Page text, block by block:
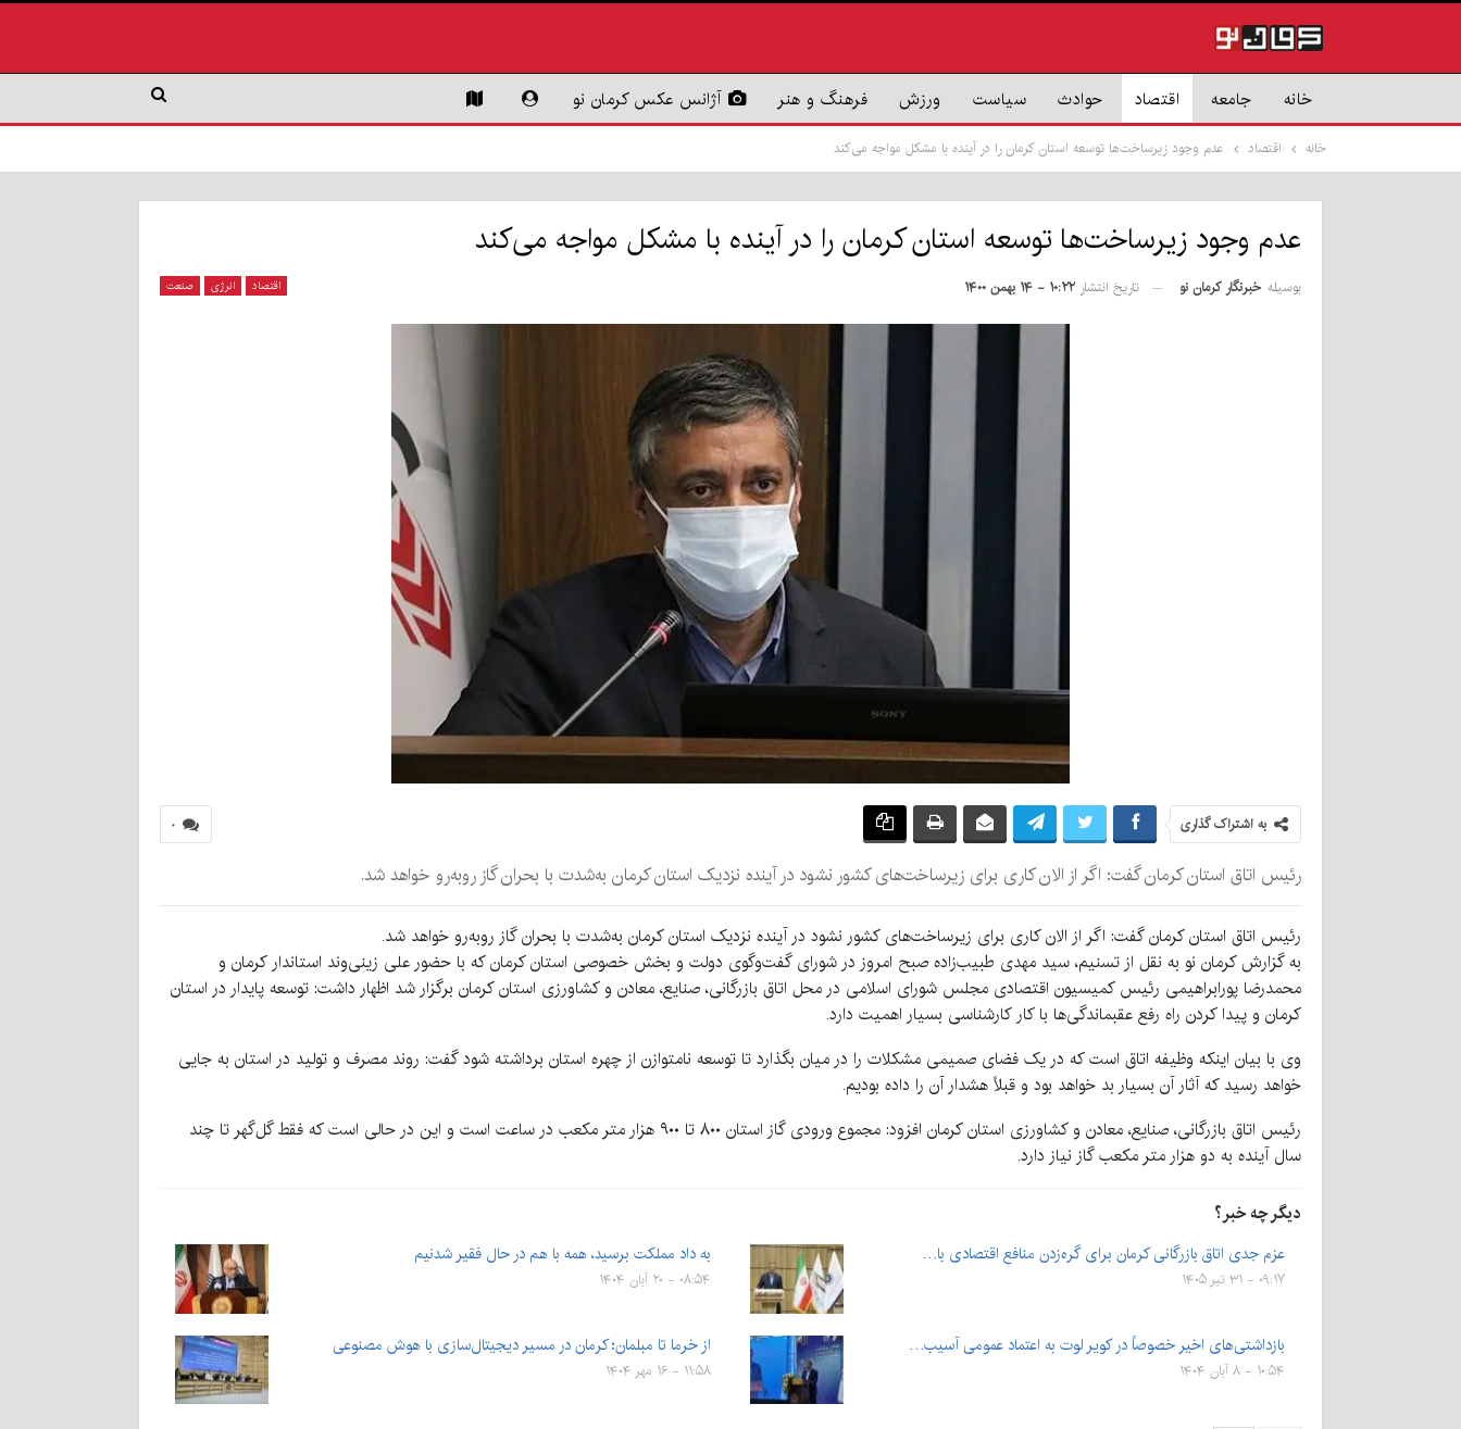
خانه جامعه اقتصاد حوادث سیاست ورزش فرهنگ و هنر آژانس عکس کرمان نو
خانه اقتصاد عدم وجود زیرساخت‌ها توسعه استان کرمان را در آینده با مشکل مواجه می‌کند
عدم وجود زیرساخت‌ها توسعه استان کرمان را در آینده با مشکل مواجه می‌کند
اقتصاد انرژی صنعت بوسیله خبرنگار کرمان نو تاریخ انتشار ۱۰:۲۲ - ۱۴ بهمن ۱۴۰۰
۰ به اشتراک گذاری
رئیس اتاق استان کرمان گفت: اگر از الان کاری برای زیرساخت‌های کشور نشود در آینده نزدیک استان کرمان به‌شدت با بحران گاز روبه‌رو خواهد شد.
رئیس اتاق استان کرمان گفت: اگر از الان کاری برای زیرساخت‌های کشور نشود در آینده نزدیک استان کرمان به‌شدت با بحران گاز روبه‌رو خواهد شد.
به گزارش کرمان نو به نقل از تسنیم، سید مهدی طبیب‌زاده صبح امروز در شورای گفت‌وگوی دولت و بخش خصوصی استان کرمان که با حضور علی زینی‌وند استاندار کرمان و
محمدرضا پورابراهیمی رئیس کمیسیون اقتصادی مجلس شورای اسلامی در محل اتاق بازرگانی، صنایع، معادن و کشاورزی استان کرمان برگزار شد اظهار داشت: توسعه پایدار در استان
کرمان و پیدا کردن راه رفع عقبماندگی‌ها با کار کارشناسی بسیار اهمیت دارد.
وی با بیان اینکه وظیفه اتاق است که در یک فضای صمیمی مشکلات را در میان بگذارد تا توسعه نامتوازن از چهره استان برداشته شود گفت: روند مصرف و تولید در استان به جایی
خواهد رسید که آثار آن بسیار بد خواهد بود و قبلاً هشدار آن را داده بودیم.
رئیس اتاق بازرگانی، صنایع، معادن و کشاورزی استان کرمان افزود: مجموع ورودی گاز استان ۸۰۰ تا ۹۰۰ هزار متر مکعب در ساعت است و این در حالی است که فقط گل‌گهر تا چند
سال آینده به دو هزار متر مکعب گاز نیاز دارد.
دیگر چه خبر؟
عزم جدی اتاق بازرگانی کرمان برای گره‌زدن منافع اقتصادی با…
۰۹:۱۷ - ۳۱ تیر ۱۴۰۵
به داد مملکت برسید، همه با هم در حال فقیر شدنیم
۰۸:۵۴ - ۲۰ آبان ۱۴۰۴
بازداشتی‌های اخیر خصوصاً در کویر لوت به اعتماد عمومی آسیب…
۱۰:۵۴ - ۸ آبان ۱۴۰۴
از خرما تا مبلمان؛ کرمان در مسیر دیجیتال‌سازی با هوش مصنوعی
۱۱:۵۸ - ۱۶ مهر ۱۴۰۴